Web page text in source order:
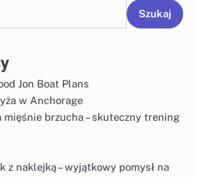
Szukaj
Jon Boat Plans
w Anchorage
mięśnie brzucha – skuteczny trening
z naklejką – wyjątkowy pomysł na